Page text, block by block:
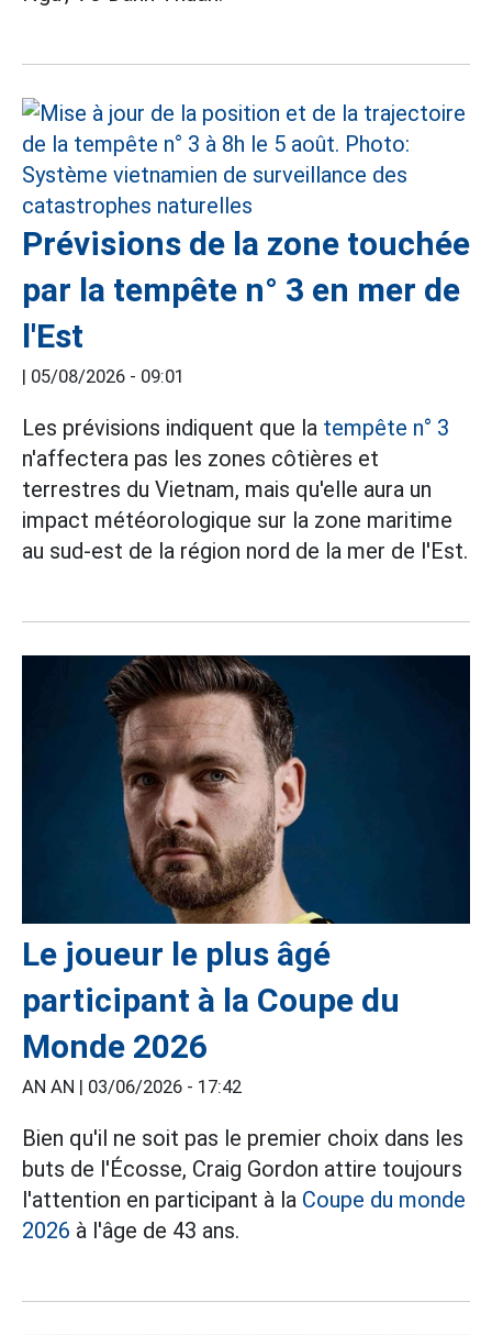
Prévisions de la zone touchée
par la tempête n° 3 en mer de
l'Est
| 05/08/2026 - 09:01
Les prévisions indiquent que la tempête n° 3
n'affectera pas les zones côtières et
terrestres du Vietnam, mais qu'elle aura un
impact météorologique sur la zone maritime
au sud-est de la région nord de la mer de l'Est.
Le joueur le plus âgé
participant à la Coupe du
Monde 2026
AN AN | 03/06/2026 - 17:42
Bien qu'il ne soit pas le premier choix dans les
buts de l'Écosse, Craig Gordon attire toujours
l'attention en participant à la Coupe du monde
2026 à l'âge de 43 ans.